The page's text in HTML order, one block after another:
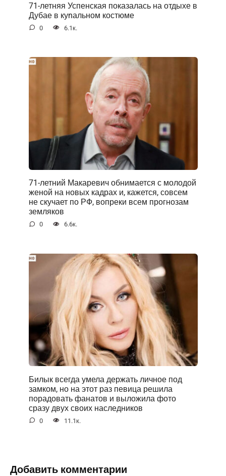
71-летняя Успенская показалась на отдыхе в
Дубае в куnальном костюме
0 6.1к.
71-летний Макаревич обнимается с молодой
женой на новых кадрах и, кажется, совсем
не скучает по РФ, вопреки всем прогнозам
земляков
0 6.6к.
Билык всегда умела держать личное под
замком, но на этот раз певица решила
порадовать фанатов и выложила фото
сразу двух своих наследников
0 11.1к.
Добавить комментарии